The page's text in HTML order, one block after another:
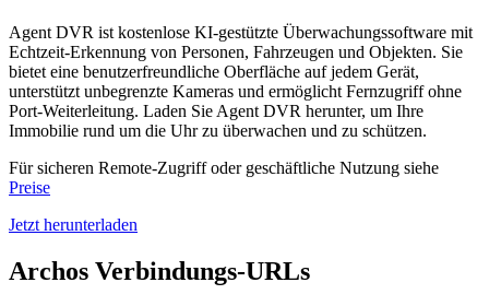
Agent DVR ist kostenlose KI-gestützte Überwachungssoftware mit
Echtzeit-Erkennung von Personen, Fahrzeugen und Objekten. Sie
bietet eine benutzerfreundliche Oberfläche auf jedem Gerät,
unterstützt unbegrenzte Kameras und ermöglicht Fernzugriff ohne
Port-Weiterleitung. Laden Sie Agent DVR herunter, um Ihre
Immobilie rund um die Uhr zu überwachen und zu schützen.
Für sicheren Remote-Zugriff oder geschäftliche Nutzung siehe
Preise
Jetzt herunterladen
Archos Verbindungs-URLs